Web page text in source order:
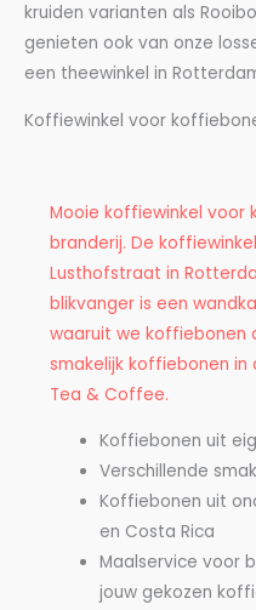
kruiden varianten als
genieten ook van onze
een theewinkel in
Koffiewinkel voor
Mooie koffiewinkel voor
branderij. De
Lusthofstraat in
blikvanger is een
waaruit we koffiebonen
smakelijk koffiebonen in
Tea & Coffee.
Koffiebonen uit
Verschillende
Koffiebonen uit
en Costa Rica
Maalservice voor
jouw gekozen